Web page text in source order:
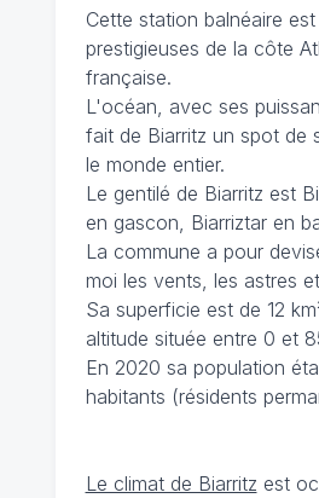
Cette station balnéaire
prestigieuses de la côte
française.
L'océan, avec ses
fait de Biarritz un spot de
le monde entier.
Le gentilé de Biarritz est
en gascon, Biarriztar en
La commune a pour
moi les vents, les astres
Sa superficie est de 12
altitude située entre 0 et
En 2020 sa population
habitants (résidents
Le climat de Biarritz est